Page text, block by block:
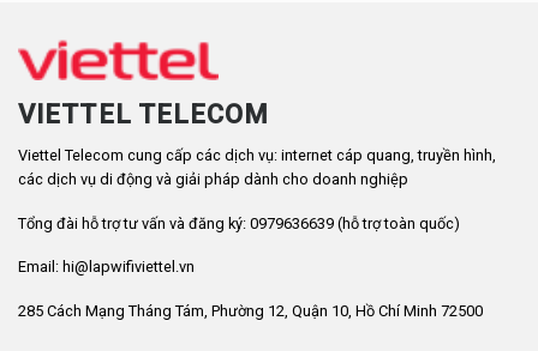
VIETTEL TELECOM
Viettel Telecom cung cấp các dịch vụ: internet cáp quang, truyền hình,
các dịch vụ di động và giải pháp dành cho doanh nghiệp
Tổng đài hỗ trợ tư vấn và đăng ký: 0979636639 (hỗ trợ toàn quốc)
Email: hi@lapwifiviettel.vn
285 Cách Mạng Tháng Tám, Phường 12, Quận 10, Hồ Chí Minh 72500